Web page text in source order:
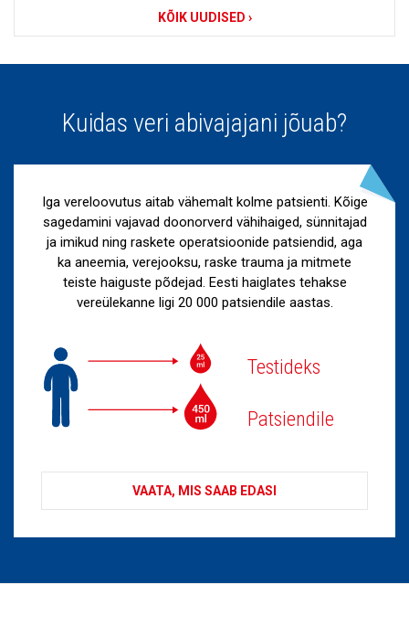
KÕIK UUDISED ›
Kuidas veri abivajajani jõuab?
Iga vereloovutus aitab vähemalt kolme patsienti. Kõige
sagedamini vajavad doonorverd vähihaiged, sünnitajad
ja imikud ning raskete operatsioonide patsiendid, aga
ka aneemia, verejooksu, raske trauma ja mitmete
teiste haiguste põdejad. Eesti haiglates tehakse
vereülekanne ligi 20 000 patsiendile aastas.
Testideks
Patsiendile
VAATA, MIS SAAB EDASI